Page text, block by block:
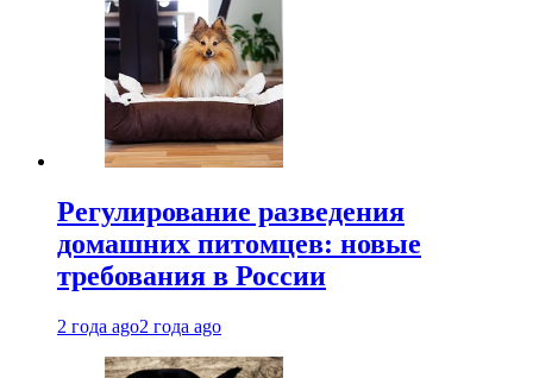
Регулирование разведения
домашних питомцев: новые
требования в России
2 года ago2 года ago